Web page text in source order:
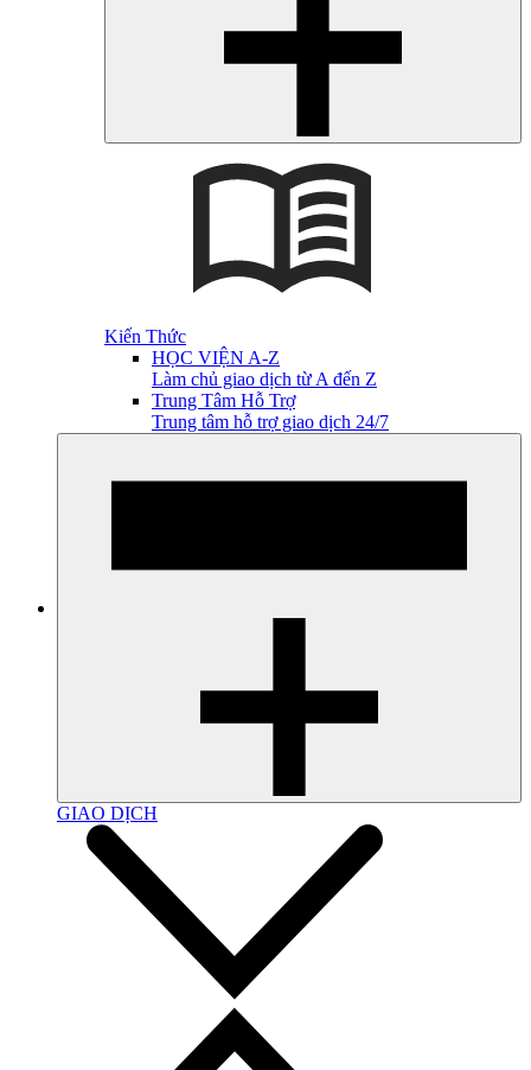
Kiến Thức
HỌC VIỆN A-Z
Làm chủ giao dịch từ A đến Z
Trung Tâm Hỗ Trợ
Trung tâm hỗ trợ giao dịch 24/7
GIAO DỊCH